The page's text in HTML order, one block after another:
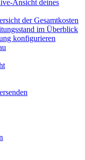
Ansicht deines
der Gesamtkosten
im Überblick
konfigurieren